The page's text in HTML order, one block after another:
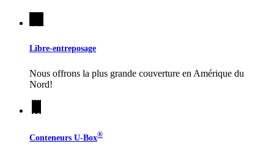
Libre-entreposage
Nous offrons la plus grande couverture en Amérique du
Nord!
Conteneurs U-Box®